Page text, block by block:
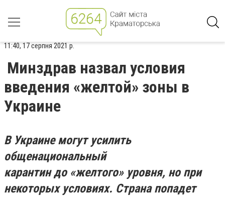
11:40, 17 серпня 2021 р.
Минздрав назвал условия
введения «желтой» зоны в
Украине
В Украине могут усилить
общенациональный
карантин до «желтого» уровня, но при
некоторых условиях. Страна попадет